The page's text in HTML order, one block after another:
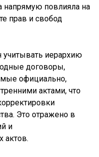
напрямую повлияла на
прав и свобод
учитывать иерархию
договоры,
официально,
актами, что
Это отражено в
и
актов.